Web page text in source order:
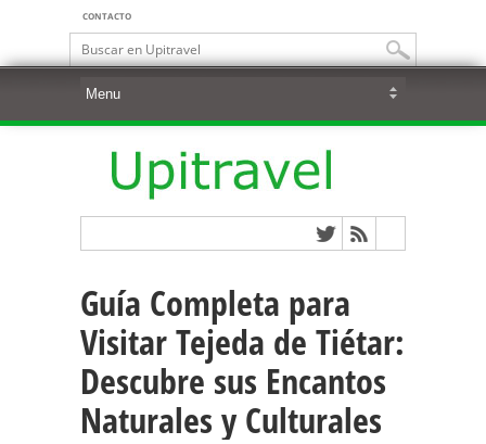
CONTACTO
Guía Completa para
Visitar Tejeda de Tiétar:
Descubre sus Encantos
Naturales y Culturales